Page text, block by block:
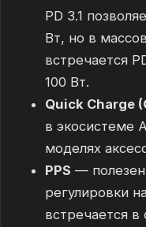
PD 3.1
Вт, но в
встречается
100 Вт.
Quick Charge
в экосистеме
моделях
PPS —
регулировки
встречается